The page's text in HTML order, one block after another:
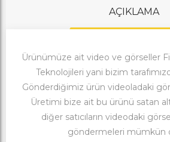
AÇIKLAMA
Ürünümüze ait video ve görseller
Teknolojileri yani bizim
Gönderdiğimiz ürün videoladaki
Üretimi bize ait bu ürünü satan
diğer satıcıların videodaki
göndermeleri mümkün